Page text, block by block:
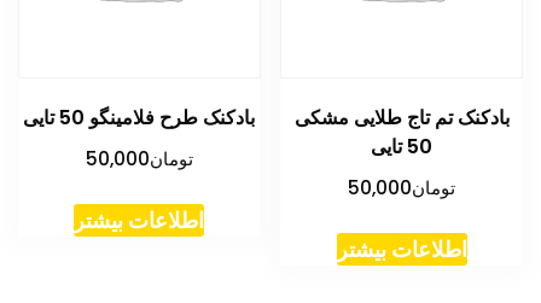
بادکنک تم تاج طلایی مشکی
50 تایی
تومان50,000
اطلاعات بیشتر
بادکنک طرح فلامینگو 50 تایی
تومان50,000
اطلاعات بیشتر